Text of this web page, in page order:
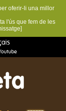
oferir-li una millor
l'ús que fem de les